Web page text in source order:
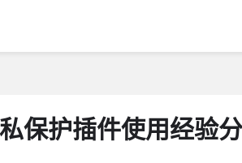
保护插件使用经验